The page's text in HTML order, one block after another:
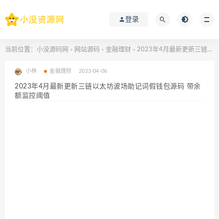
登录
当前位置： 小没源码网 > 网站源码 > 金融理财 > 2023年4月最新更新三链以太坊波场助记词假钱包源码 带余额监控阈值
小林 金融理财 2023-04-06
2023年4月最新更新三链以太坊波场助记词假钱包源码 带余
额监控阈值